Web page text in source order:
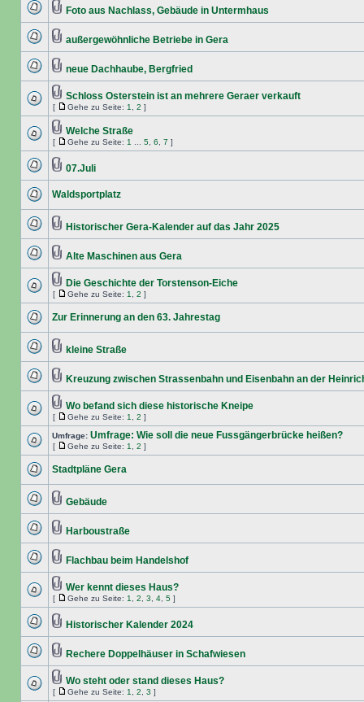
Foto aus Nachlass, Gebäude in Untermhaus
außergewöhnliche Betriebe in Gera
neue Dachhaube, Bergfried
Schloss Osterstein ist an mehrere Geraer verkauft
[ Gehe zu Seite: 1 2 ]
Welche Straße
[ Gehe zu Seite: 1 5 6 7 ]
07.Juli
Waldsportplatz
Historischer Gera-Kalender auf das Jahr 2025
Alte Maschinen aus Gera
Die Geschichte der Torstenson-Eiche
[ Gehe zu Seite: 1 2 ]
Zur Erinnerung an den 63. Jahrestag
kleine Straße
Kreuzung zwischen Strassenbahn und Eisenbahn an der
Wo befand sich diese historische Kneipe
[ Gehe zu Seite: 1 2 ]
Umfrage: Umfrage: Wie soll die neue Fussgängerbrücke heißen?
[ Gehe zu Seite: 1 2 ]
Stadtpläne Gera
Gebäude
Harboustraße
Flachbau beim Handelshof
Wer kennt dieses Haus?
[ Gehe zu Seite: 1 2 3 4 5 ]
Historischer Kalender 2024
Rechere Doppelhäuser in Schafwiesen
Wo steht oder stand dieses Haus?
[ Gehe zu Seite: 1 2 3 ]